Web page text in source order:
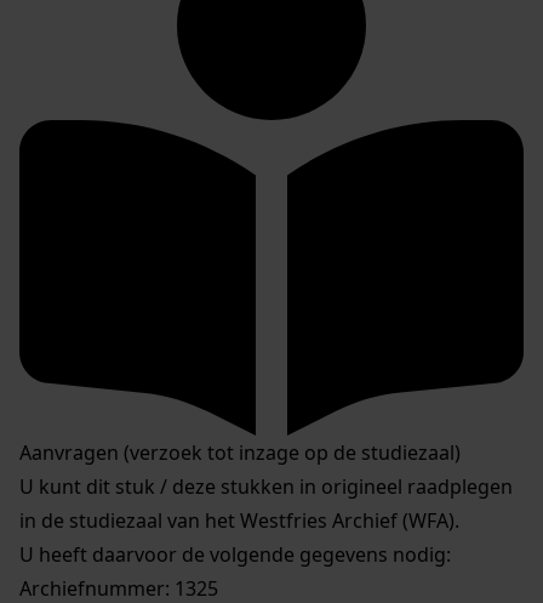
Aanvragen (verzoek tot inzage op de studiezaal)
U kunt dit stuk / deze stukken in origineel raadplegen
in de studiezaal van het Westfries Archief (WFA).
U heeft daarvoor de volgende gegevens nodig:
Archiefnummer: 1325